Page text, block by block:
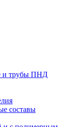
и трубы ПНД
составы